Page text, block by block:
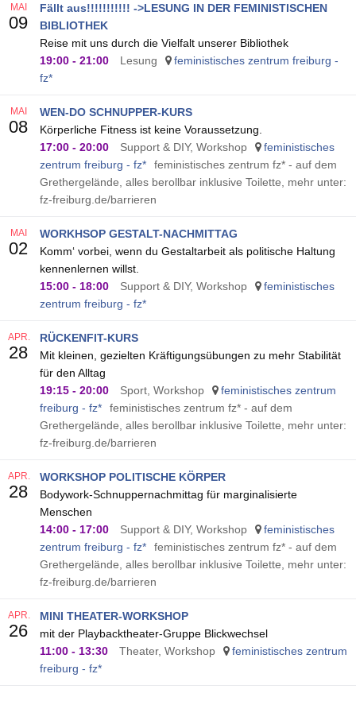
Fällt aus!!!!!!!!!!! ->LESUNG IN DER FEMINISTISCHEN
BIBLIOTHEK
Reise mit uns durch die Vielfalt unserer Bibliothek
19:00 - 21:00 Lesung
feministisches zentrum freiburg -
fz*
MAI
09
WEN-DO SCHNUPPER-KURS
Körperliche Fitness ist keine Voraussetzung.
17:00 - 20:00 Support & DIY, Workshop
feministisches
zentrum freiburg - fz*
feministisches zentrum fz* - auf dem
Grethergelände, alles berollbar inklusive Toilette, mehr unter:
fz-freiburg.de/barrieren
MAI
08
WORKHSOP GESTALT-NACHMITTAG
Komm‘ vorbei, wenn du Gestaltarbeit als politische Haltung
kennenlernen willst.
15:00 - 18:00 Support & DIY, Workshop
feministisches
zentrum freiburg - fz*
MAI
02
RÜCKENFIT-KURS
Mit kleinen, gezielten Kräftigungsübungen zu mehr Stabilität
für den Alltag
19:15 - 20:00 Sport, Workshop
feministisches zentrum
freiburg - fz*
feministisches zentrum fz* - auf dem
Grethergelände, alles berollbar inklusive Toilette, mehr unter:
fz-freiburg.de/barrieren
APR.
28
WORKSHOP POLITISCHE KÖRPER
Bodywork-Schnuppernachmittag für marginalisierte
Menschen
14:00 - 17:00 Support & DIY, Workshop
feministisches
zentrum freiburg - fz*
feministisches zentrum fz* - auf dem
Grethergelände, alles berollbar inklusive Toilette, mehr unter:
fz-freiburg.de/barrieren
APR.
28
MINI THEATER-WORKSHOP
mit der Playbacktheater-Gruppe Blickwechsel
11:00 - 13:30 Theater, Workshop
feministisches zentrum
freiburg - fz*
APR.
26